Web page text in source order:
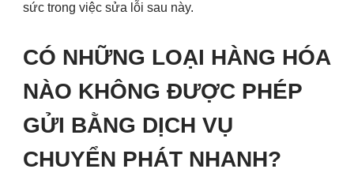
sức trong việc sửa lỗi sau này.
CÓ NHỮNG LOẠI HÀNG HÓA
NÀO KHÔNG ĐƯỢC PHÉP
GỬI BẰNG DỊCH VỤ
CHUYỂN PHÁT NHANH?